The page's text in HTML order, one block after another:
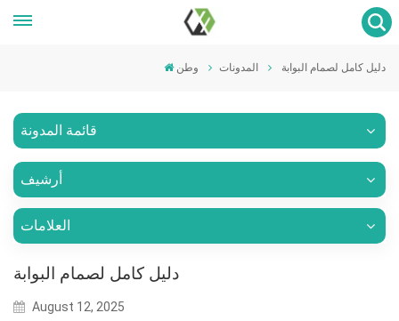
وطن المدونات دليل كامل لصمام البوابة
قائمة المدونة
أرشيف
العلامات
دليل كامل لصمام البوابة
August 12, 2025